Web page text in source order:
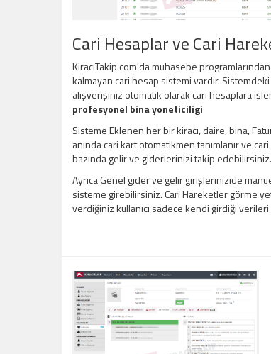
Cari Hesaplar ve Cari
KiracıTakip.com'da muhasebe
kalmayan cari hesap sistemi vardır.
alışverişiniz otomatik olarak cari hesaplara
profesyonel bina yoneticiligi
Sisteme Eklenen her bir kiracı, daire, bina,
anında cari kart otomatikmen tanımlanır ve
bazında gelir ve giderlerinizi takip edebilirsiniz.
Ayrıca Genel gider ve gelir girişlerinizide
sisteme girebilirsiniz. Cari Hareketler görme
verdiğiniz kullanıcı sadece kendi girdiği